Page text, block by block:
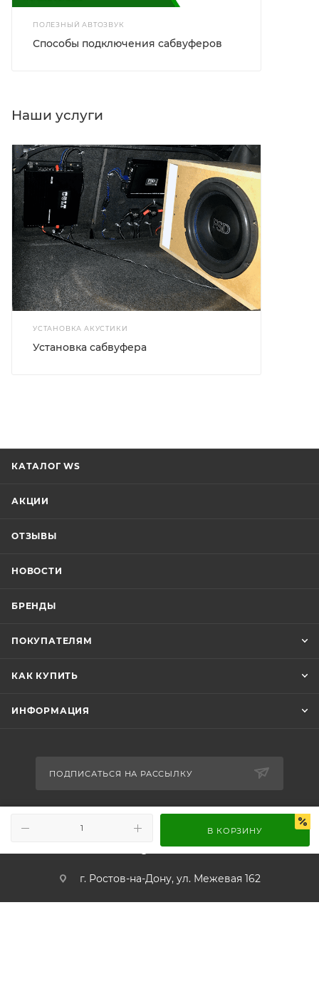
В КОРЗИНУ
ПОЛЕЗНЫЙ АВТОЗВУК
Способы подключения сабвуферов
Наши услуги
УСТАНОВКА АКУСТИКИ
Установка сабвуфера
КАТАЛОГ WS
АКЦИИ
ОТЗЫВЫ
НОВОСТИ
БРЕНДЫ
ПОКУПАТЕЛЯМ
КАК КУПИТЬ
ИНФОРМАЦИЯ
ПОДПИСАТЬСЯ НА РАССЫЛКУ
+7 989 716-65-86
info@worldsound.ru
г. Ростов-на-Дону, ул. Межевая 162